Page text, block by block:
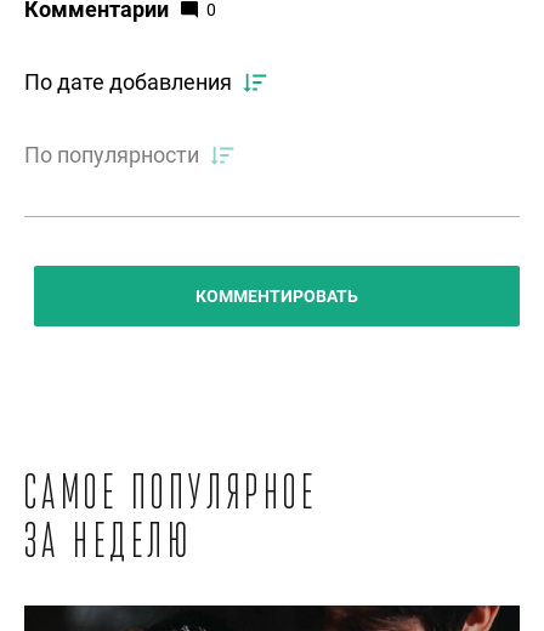
Комментарии 0
По дате добавления
По популярности
КОММЕНТИРОВАТЬ
Самое популярное
за неделю